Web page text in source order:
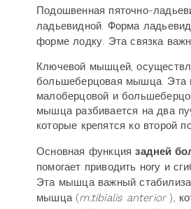
Подошвенная пяточно-
ладьевидной. Форма
форме лодку. Эта связка
Ключевой мышцей,
большеберцовая мышца. Эта
малоберцовой и
мышца разбивается на два
которые крепятся ко второй
Основная функциязадней
помогает приводить ногу и
Эта мышца важный
мышца (m.tibialis anterior),